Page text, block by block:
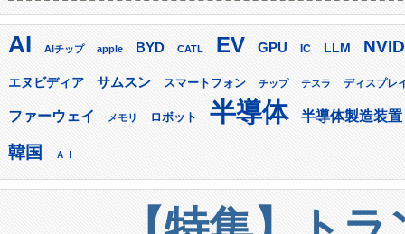
AI AIチップ apple BYD CATL EV GPU IC LLM
エヌビディア サムスン スマートフォン チップ テスラ ディスプレ
ファーウェイ メモリ ロボット 半導体 半導体製造装置
韓国 ＡＩ